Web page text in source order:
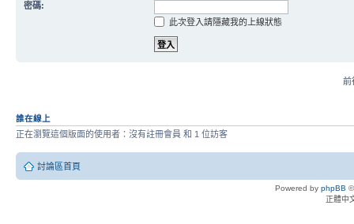
密碼:
此次登入請隱藏我的上線狀態
前
誰在線上
正在瀏覽這個版面的使用者：沒有註冊會員 和 1 位訪客
討論區首頁
Powered by phpBB
正體中